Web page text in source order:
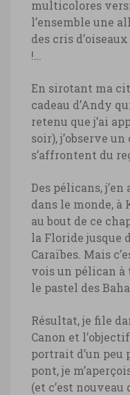
multicolores
l’ensemble une
des cris
!…
En sirotant ma
cadeau d’Andy
retenu que j’ai
soir), j’observe
s’affrontent du
Des pélicans,
dans le monde,
au bout de ce
la Floride jusque
Caraïbes. Mais
vois un pélican à
le pastel des
Résultat, je file
Canon et
portrait d’un peu
pont, je
(et c’est